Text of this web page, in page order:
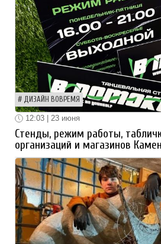
ДИЗАЙН ВОВРЕМЯ
12:03 | 23 июня
Стенды, режим работы,
организаций и магазинов